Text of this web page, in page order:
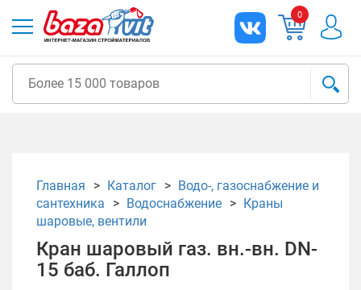
0
Главная Каталог
Водо-, газоснабжение и
сантехника
Водоснабжение
Краны
шаровые, вентили
Кран шаровый газ. вн.-вн. DN-
15 баб. Галлоп